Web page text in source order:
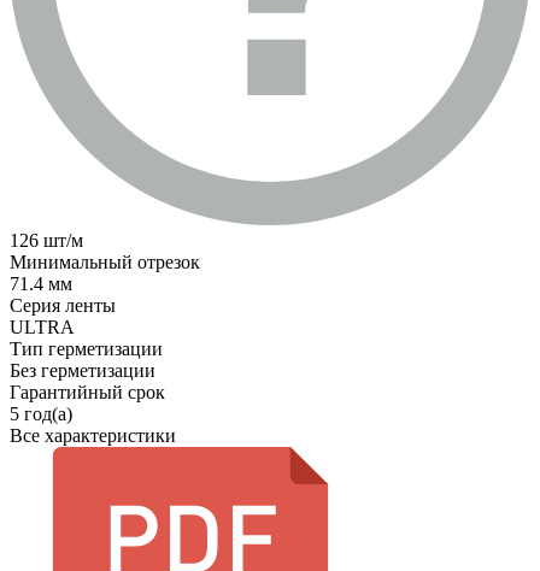
126 шт/м
Минимальный отрезок
71.4 мм
Серия ленты
ULTRA
Тип герметизации
Без герметизации
Гарантийный срок
5 год(а)
Все характеристики